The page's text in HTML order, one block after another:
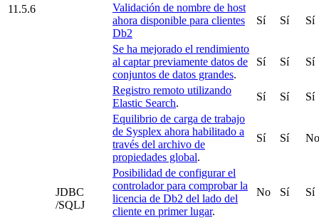
11.5.6
Validación de nombre de host
ahora disponible para clientes
Db2
Sí Sí Sí
JDBC
/SQLJ
Se ha mejorado el rendimiento
al captar previamente datos de
conjuntos de datos grandes.
Sí Sí Sí
Registro remoto utilizando
Elastic Search.
Sí Sí
Sí
Equilibrio de carga de trabajo
de Sysplex ahora habilitado a
través del archivo de
propiedades global.
Sí Sí No
Posibilidad de configurar el
controlador para comprobar la
licencia de Db2 del lado del
cliente en primer lugar.
No Sí Sí